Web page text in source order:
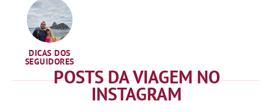
DICAS DOS
SEGUIDORES
POSTS DA VIAGEM NO
INSTAGRAM